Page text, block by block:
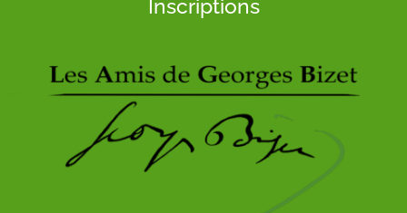
Inscriptions